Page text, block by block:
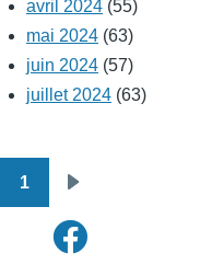
avril 2024 (55)
mai 2024 (63)
juin 2024 (57)
juillet 2024 (63)
Pagination
1
suivante